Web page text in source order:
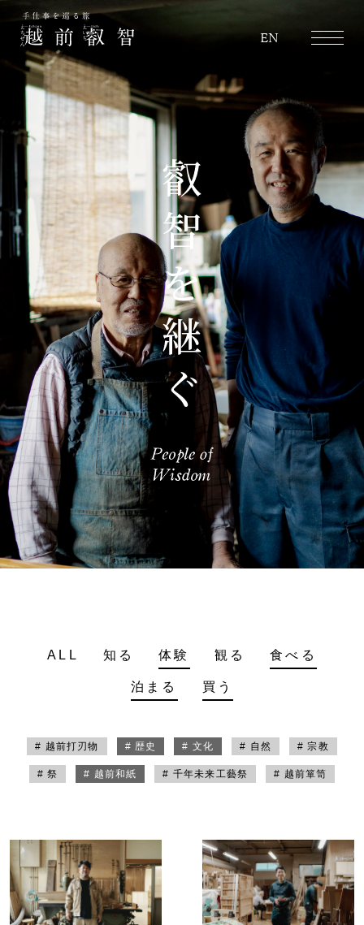
EN
ALL 知る 体験 観る 食べる
泊まる 買う
# 越前打刃物 # 歴史 # 文化 # 自然 # 宗教
# 祭 # 越前和紙 # 千年未来工藝祭 # 越前箪笥